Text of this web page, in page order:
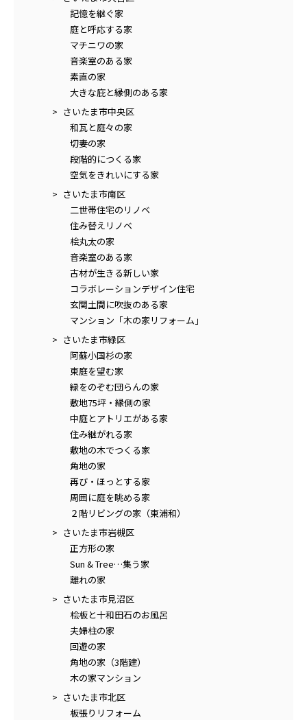
記憶を継ぐ家
庭と呼応する家
マチニワの家
音楽室のある家
素直の家
大きな庇と縁側のある家
さいたま市中央区
和瓦と庭々の家
切妻の家
段階的につくる家
空気をきれいにする家
さいたま市南区
二世帯住宅のリノベ
住み替えリノベ
桧丸太の家
音楽室のある家
古材が生きる新しい家
コラボレーションデザイン住宅
玄関土間に吹抜のある家
マンション「木の家リフォーム」
さいたま市緑区
阿蘇小国杉の家
東庭を望む家
緑をのぞむ団らんの家
敷地75坪・縁側の家
中庭とアトリエがある家
住み継がれる家
敷地の木でつくる家
角地の家
再び・ほっとする家
周囲に庭を眺める家
２階リビングの家（東浦和）
さいたま市岩槻区
正方形の家
Sun & Tree…集う家
離れの家
さいたま市見沼区
桧板と十和田石のお風呂
夫婦柱の家
回遊の家
角地の家（3階建）
木の家マンション
さいたま市北区
板張りリフォーム